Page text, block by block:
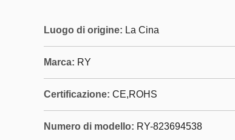
Luogo di origine: La Cina
Marca: RY
Certificazione: CE,ROHS
Numero di modello: RY-823694538